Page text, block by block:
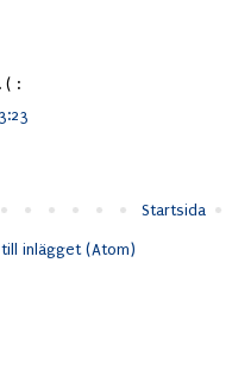
( :
Startsida
inlägget (Atom)